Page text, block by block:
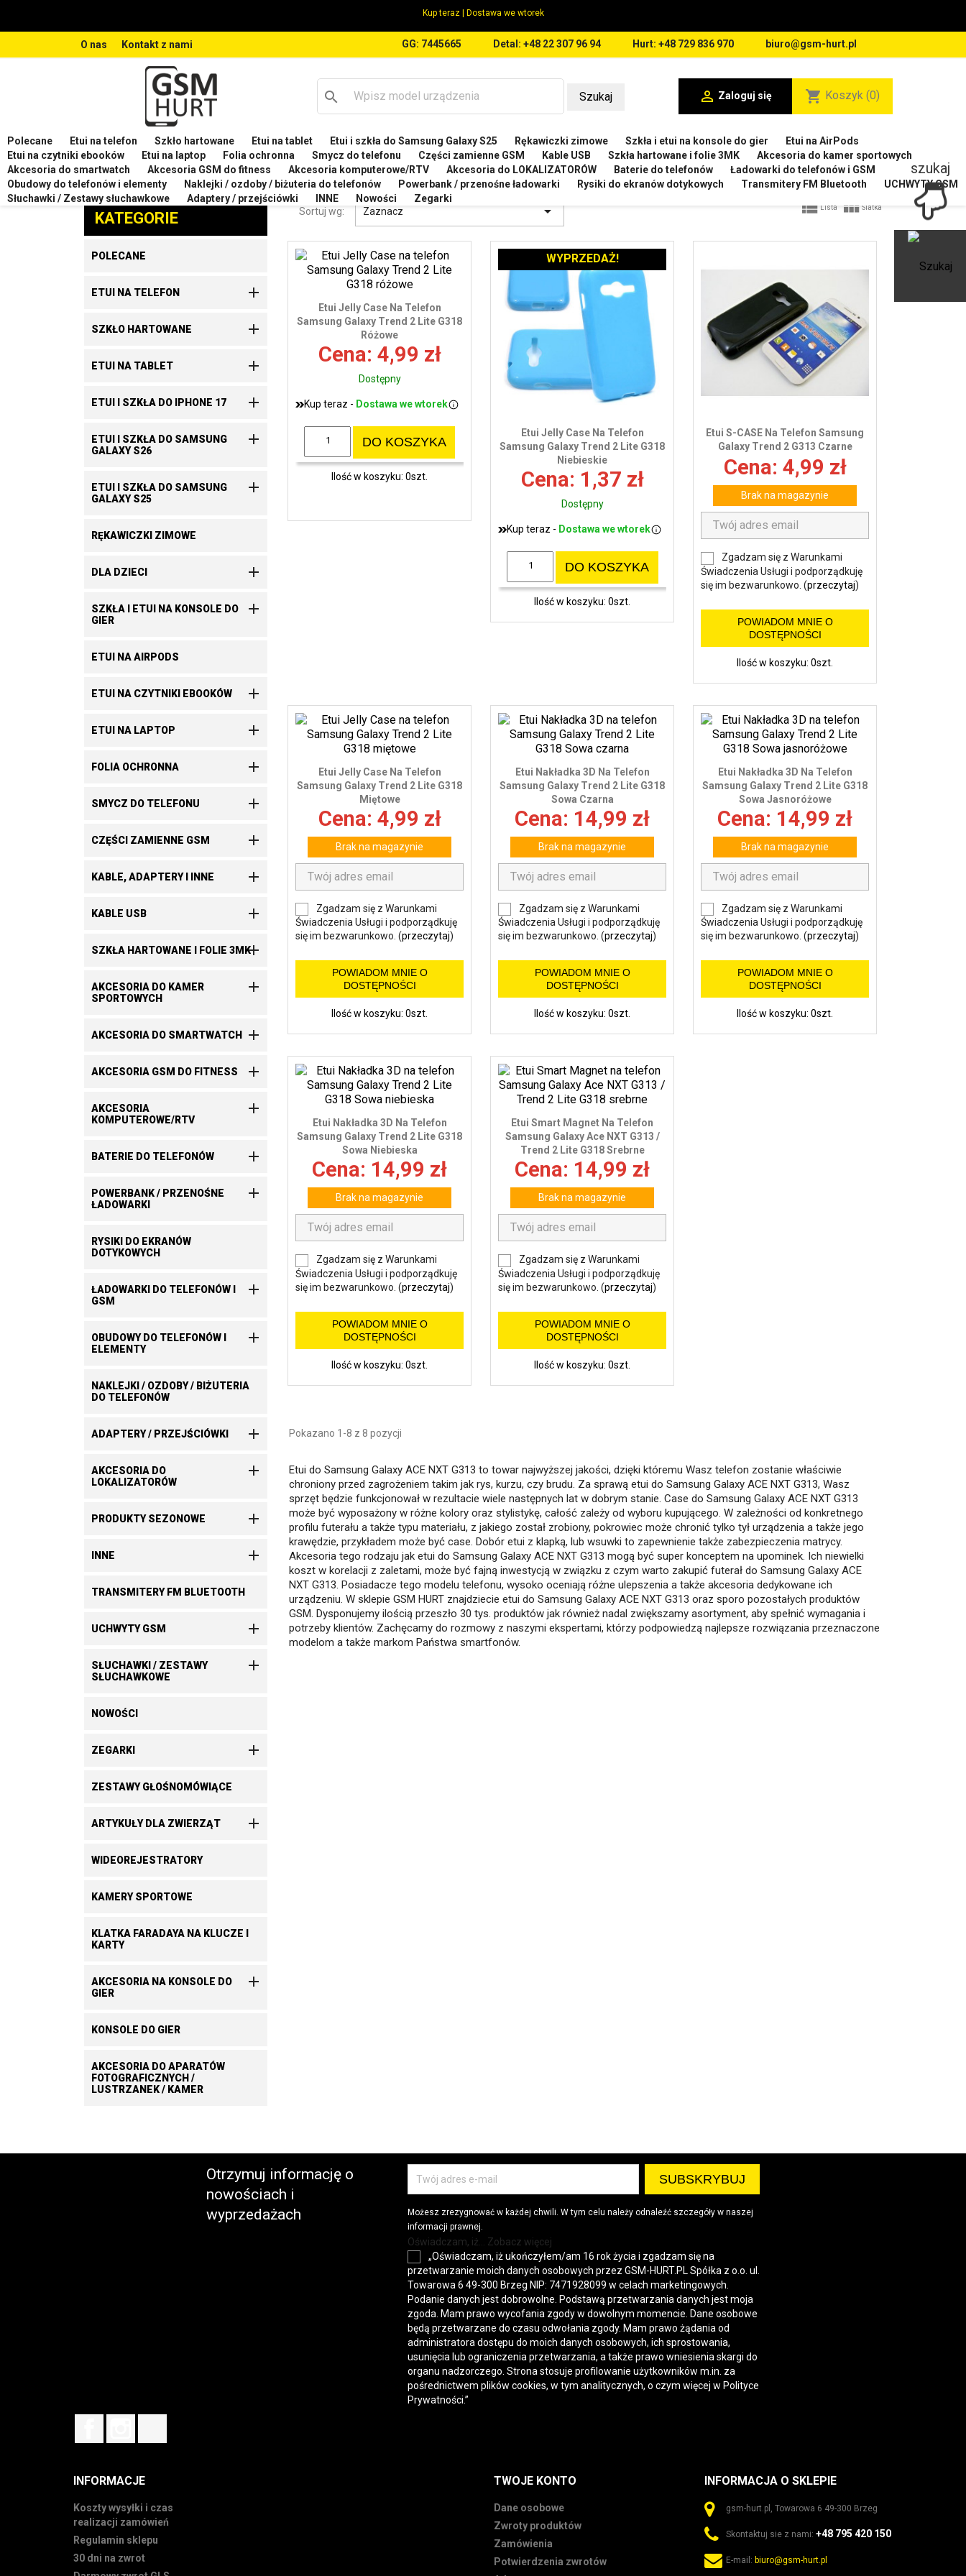
Kup teraz | Dostawa we wtorek
O nas Kontakt z nami GG: 7445665 Detal: +48 22 307 96 94 Hurt: +48 729 836 970 biuro@gsm-hurt.pl
search Szukaj  Zaloguj się shopping_cart Koszyk (0)
Polecane Etui na telefon Szkło hartowane Etui na tablet Etui i szkła do Samsung Galaxy S25 Rękawiczki zimowe Szkła i etui na konsole do gier
Etui na AirPods
Etui na czytniki ebooków
Etui na laptop Folia ochronna Smycz do telefonu Części zamienne GSM Kable USB Szkła hartowane i folie 3MK
Akcesoria do kamer sportowych
Akcesoria do smartwatch
Akcesoria GSM do fitness Akcesoria komputerowe/RTV Akcesoria do LOKALIZATORÓW Baterie do telefonów
Ładowarki do telefonów i GSM
Obudowy do telefonów i elementy
Naklejki / ozdoby / biżuteria do telefonów Powerbank / przenośne ładowarki Rysiki do ekranów dotykowych Transmitery FM Bluetooth
UCHWYTY GSM
Słuchawki / Zestawy słuchawkowe
Adaptery / przejściówki INNE Nowości Zegarki
Strona główna Etui na telefon Etui na telefon SAMSUNG Etui do Samsung Galaxy ACE NXT G313
Zaproponuj produkt
KATEGORIE
POLECANE
ETUI NA TELEFON 
SZKŁO HARTOWANE 
ETUI NA TABLET 
ETUI I SZKŁA DO IPHONE 17 
ETUI I SZKŁA DO SAMSUNG
GALAXY S26

ETUI I SZKŁA DO SAMSUNG
GALAXY S25

RĘKAWICZKI ZIMOWE
DLA DZIECI 
SZKŁA I ETUI NA KONSOLE DO
GIER

ETUI NA AIRPODS
ETUI NA CZYTNIKI EBOOKÓW 
ETUI NA LAPTOP 
FOLIA OCHRONNA 
SMYCZ DO TELEFONU 
CZĘŚCI ZAMIENNE GSM 
KABLE, ADAPTERY I INNE 
KABLE USB 
SZKŁA HARTOWANE I FOLIE 3MK
AKCESORIA DO KAMER
SPORTOWYCH

AKCESORIA DO SMARTWATCH 
AKCESORIA GSM DO FITNESS 
AKCESORIA
KOMPUTEROWE/RTV

BATERIE DO TELEFONÓW 
POWERBANK / PRZENOŚNE
ŁADOWARKI

RYSIKI DO EKRANÓW
DOTYKOWYCH
ŁADOWARKI DO TELEFONÓW I
GSM

OBUDOWY DO TELEFONÓW I
ELEMENTY

NAKLEJKI / OZDOBY / BIŻUTERIA
DO TELEFONÓW
ADAPTERY / PRZEJŚCIÓWKI 
AKCESORIA DO
LOKALIZATORÓW

PRODUKTY SEZONOWE 
INNE 
TRANSMITERY FM BLUETOOTH
UCHWYTY GSM 
SŁUCHAWKI / ZESTAWY
SŁUCHAWKOWE

NOWOŚCI
ZEGARKI 
ZESTAWY GŁOŚNOMÓWIĄCE
ARTYKUŁY DLA ZWIERZĄT 
WIDEOREJESTRATORY
KAMERY SPORTOWE
KLATKA FARADAYA NA KLUCZE I
KARTY
AKCESORIA NA KONSOLE DO
GIER

KONSOLE DO GIER
AKCESORIA DO APARATÓW
FOTOGRAFICZNYCH /
LUSTRZANEK / KAMER
ETUI DO SAMSUNG GALAXY ACE NXT G313
Sortuj wg: Zaznacz   Lista  Siatka
Etui Jelly Case Na Telefon
Samsung Galaxy Trend 2 Lite G318
Różowe
Cena: 4,99 zł
Dostępny
Kup teraz - Dostawa we wtorek
DO KOSZYKA
Ilość w koszyku: 0szt.
Etui Jelly Case Na Telefon
Samsung Galaxy Trend 2 Lite G318
Niebieskie
Cena: 1,37 zł
Dostępny
Kup teraz - Dostawa we wtorek
DO KOSZYKA
Ilość w koszyku: 0szt.
WYPRZEDAŻ!
Etui S-CASE Na Telefon Samsung
Galaxy Trend 2 G313 Czarne
Cena: 4,99 zł
Brak na magazynie
Zgadzam się z Warunkami
Świadczenia Usługi i podporządkuję
się im bezwarunkowo. (przeczytaj)
POWIADOM MNIE O
DOSTĘPNOŚCI
Ilość w koszyku: 0szt.
Etui Jelly Case Na Telefon
Samsung Galaxy Trend 2 Lite G318
Miętowe
Cena: 4,99 zł
Brak na magazynie
Zgadzam się z Warunkami
Świadczenia Usługi i podporządkuję
się im bezwarunkowo. (przeczytaj)
POWIADOM MNIE O
DOSTĘPNOŚCI
Ilość w koszyku: 0szt.
Etui Nakładka 3D Na Telefon
Samsung Galaxy Trend 2 Lite G318
Sowa Czarna
Cena: 14,99 zł
Brak na magazynie
Zgadzam się z Warunkami
Świadczenia Usługi i podporządkuję
się im bezwarunkowo. (przeczytaj)
POWIADOM MNIE O
DOSTĘPNOŚCI
Ilość w koszyku: 0szt.
Etui Nakładka 3D Na Telefon
Samsung Galaxy Trend 2 Lite G318
Sowa Jasnoróżowe
Cena: 14,99 zł
Brak na magazynie
Zgadzam się z Warunkami
Świadczenia Usługi i podporządkuję
się im bezwarunkowo. (przeczytaj)
POWIADOM MNIE O
DOSTĘPNOŚCI
Ilość w koszyku: 0szt.
Etui Nakładka 3D Na Telefon
Samsung Galaxy Trend 2 Lite G318
Sowa Niebieska
Cena: 14,99 zł
Brak na magazynie
Zgadzam się z Warunkami
Świadczenia Usługi i podporządkuję
się im bezwarunkowo. (przeczytaj)
POWIADOM MNIE O
DOSTĘPNOŚCI
Ilość w koszyku: 0szt.
Etui Smart Magnet Na Telefon
Samsung Galaxy Ace NXT G313 /
Trend 2 Lite G318 Srebrne
Cena: 14,99 zł
Brak na magazynie
Zgadzam się z Warunkami
Świadczenia Usługi i podporządkuję
się im bezwarunkowo. (przeczytaj)
POWIADOM MNIE O
DOSTĘPNOŚCI
Ilość w koszyku: 0szt.
Pokazano 1-8 z 8 pozycji
Etui do Samsung Galaxy ACE NXT G313 to towar najwyższej jakości, dzięki któremu Wasz telefon zostanie właściwie
chroniony przed zagrożeniem takim jak rys, kurzu, czy brudu. Za sprawą etui do Samsung Galaxy ACE NXT G313, Wasz
sprzęt będzie funkcjonował w rezultacie wiele następnych lat w dobrym stanie. Case do Samsung Galaxy ACE NXT G313
może być wyposażony w różne kolory oraz stylistykę, całość zależy od wyboru kupującego. W zależności od konkretnego
profilu futerału a także typu materiału, z jakiego został zrobiony, pokrowiec może chronić tylko tył urządzenia a także jego
krawędzie, przykładem może być case. Dobór etui z klapką, lub wsuwki to zapewnienie także zabezpieczenia matrycy.
Akcesoria tego rodzaju jak etui do Samsung Galaxy ACE NXT G313 mogą być super konceptem na upominek. Ich niewielki
koszt w korelacji z zaletami, może być fajną inwestycją w związku z czym warto zakupić futerał do Samsung Galaxy ACE
NXT G313. Posiadacze tego modelu telefonu, wysoko oceniają różne ulepszenia a także akcesoria dedykowane ich
urządzeniu. W sklepie GSM HURT znajdziecie etui do Samsung Galaxy ACE NXT G313 oraz sporo pozostałych produktów
GSM. Dysponujemy ilością przeszło 30 tys. produktów jak również nadal zwiększamy asortyment, aby spełnić wymagania i
potrzeby klientów. Zachęcamy do rozmowy z naszymi ekspertami, którzy podpowiedzą najlepsze rozwiązania przeznaczone
modelom a także markom Państwa smartfonów.
Otrzymuj informację o
nowościach i
wyprzedażach
Możesz zrezygnować w każdej chwili. W tym celu należy odnaleźć szczegóły w naszej
informacji prawnej.
Oświadczam, iż... Zobacz więcej
„Oświadczam, iż ukończyłem/am 16 rok życia i zgadzam się na
przetwarzanie moich danych osobowych przez GSM-HURT.PL Spółka z o.o. ul.
Towarowa 6 49-300 Brzeg NIP: 7471928099 w celach marketingowych.
Podanie danych jest dobrowolne. Podstawą przetwarzania danych jest moja
zgoda. Mam prawo wycofania zgody w dowolnym momencie. Dane osobowe
będą przetwarzane do czasu odwołania zgody. Mam prawo żądania od
administratora dostępu do moich danych osobowych, ich sprostowania,
usunięcia lub ograniczenia przetwarzania, a także prawo wniesienia skargi do
organu nadzorczego. Strona stosuje profilowanie użytkowników m.in. za
pośrednictwem plików cookies, w tym analitycznych, o czym więcej w Polityce
Prywatności.”
INFORMACJE
Koszty wysyłki i czas
realizacji zamówień
Regulamin sklepu
30 dni na zwrot
TWOJE KONTO
Dane osobowe
Zwroty produktów
Zamówienia
Potwierdzenia zwrotów
INFORMACJA O SKLEPIE
gsm-hurt.pl, Towarowa 6 49-300 Brzeg
Skontaktuj sie z nami: +48 795 420 150
E-mail: biuro@gsm-hurt.pl
szukaj